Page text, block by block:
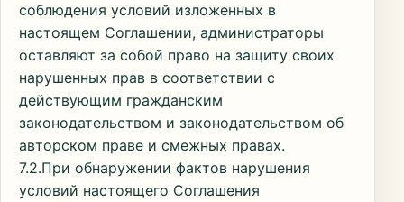
соблюдения условий изложенных в
настоящем Соглашении, администраторы
оставляют за собой право на защиту своих
нарушенных прав в соответствии с
действующим гражданским
законодательством и законодательством об
авторском праве и смежных правах.
7.2.При обнаружении фактов нарушения
условий настоящего Соглашения